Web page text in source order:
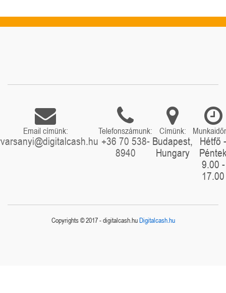
Email címünk: Telefonszámunk:
+36 70 538-
8940
Címünk:
Budapest,
Hungary
Hétfő -
9.00 -
17.00
Copyrights © 2017 - digitalcash.huDigitalcash.hu